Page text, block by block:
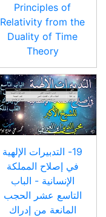
Principles of
Relativity from the
Duality of Time
Theory
19- التدبيرات الإلهية
في إصلاح المملكة
الإنسانية - الباب
التاسع عشر الحجب
المانعة من إدراك